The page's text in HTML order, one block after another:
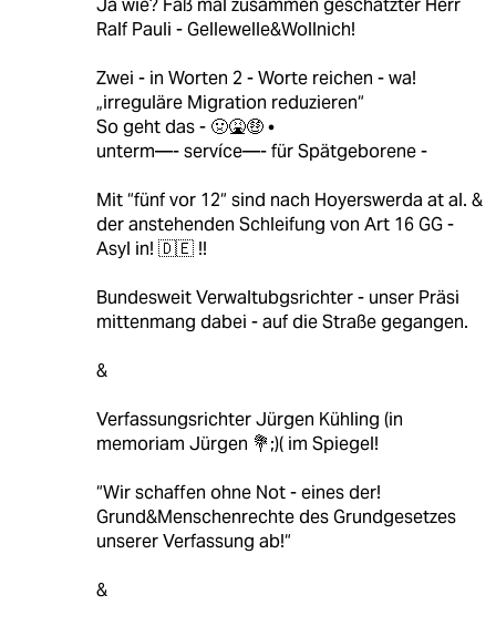
Ja wie? Faß mal zusammen geschätzter Herr
Ralf Pauli - Gellewelle&Wollnich!
Zwei - in Worten 2 - Worte reichen - wa!
„irreguläre Migration reduzieren“
So geht das - 🤢🤮🤑 •
unterm—- servíce—- für Spätgeborene -
Mit “fünf vor 12“ sind nach Hoyerswerda at al. &
der anstehenden Schleifung von Art 16 GG -
Asyl in! 🇩🇪 !!
Bundesweit Verwaltubgsrichter - unser Präsi
mittenmang dabei - auf die Straße gegangen.
&
Verfassungsrichter Jürgen Kühling (in
memoriam Jürgen 💐;)( im Spiegel!
“Wir schaffen ohne Not - eines der!
Grund&Menschenrechte des Grundgesetzes
unserer Verfassung ab!“
&